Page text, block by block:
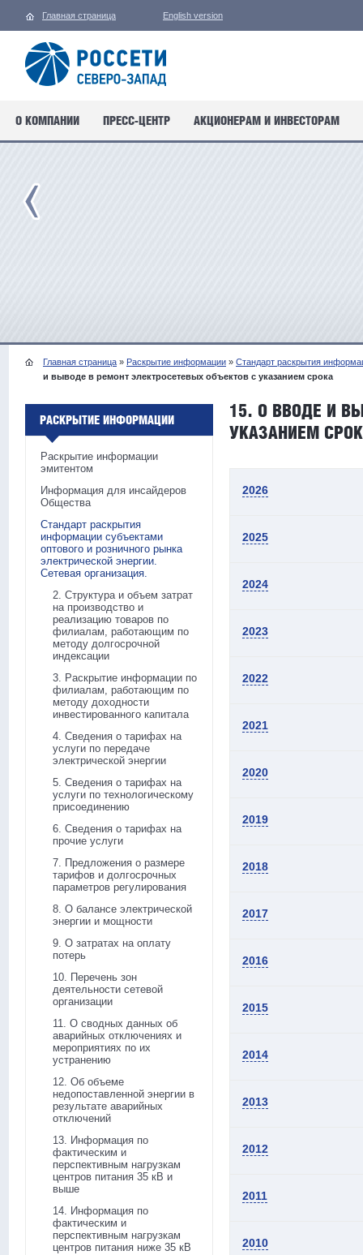
Главная страница English version
О КОМПАНИИ ПРЕСС-ЦЕНТР АКЦИОНЕРАМ И ИНВЕСТОРАМ
Главная страница » Раскрытие информации » Стандарт раскрытия
и выводе в ремонт электросетевых объектов с указанием срока
РАСКРЫТИЕ ИНФОРМАЦИИ
Раскрытие информации
эмитентом
Информация для инсайдеров
Общества
Стандарт раскрытия
информации субъектами
оптового и розничного рынка
электрической энергии.
Сетевая организация.
2. Структура и объем затрат
на производство и
реализацию товаров по
филиалам, работающим по
методу долгосрочной
индексации
3. Раскрытие информации по
филиалам, работающим по
методу доходности
инвестированного капитала
4. Сведения о тарифах на
услуги по передаче
электрической энергии
5. Сведения о тарифах на
услуги по технологическому
присоединению
6. Сведения о тарифах на
прочие услуги
7. Предложения о размере
тарифов и долгосрочных
параметров регулирования
8. О балансе электрической
энергии и мощности
9. О затратах на оплату
потерь
10. Перечень зон
деятельности сетевой
организации
11. О сводных данных об
аварийных отключениях и
мероприятиях по их
устранению
12. Об объеме
недопоставленной энергии в
результате аварийных
отключений
13. Информация по
фактическим и
перспективным нагрузкам
центров питания 35 кВ и
выше
14. Информация по
фактическим и
перспективным нагрузкам
центров питания ниже 35 кВ
15. О ВВОДЕ И
УКАЗАНИЕМ
2026
2025
2024
2023
2022
2021
2020
2019
2018
2017
2016
2015
2014
2013
2012
2011
2010